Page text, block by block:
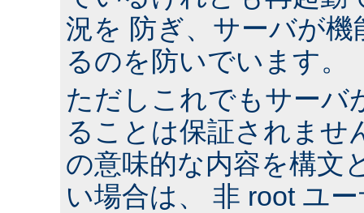
況を 防ぎ、サーバが
るのを防いでいます。
ただしこれでもサーバ
ることは保証されませ
の意味的な内容を構文
い場合は、 非 root ユ